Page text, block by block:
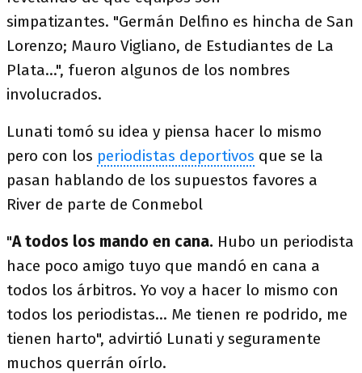
simpatizantes. "Germán Delfino es hincha de San
Lorenzo; Mauro Vigliano, de Estudiantes de La
Plata...", fueron algunos de los nombres
involucrados.
Lunati tomó su idea y piensa hacer lo mismo
pero con los periodistas deportivos que se la
pasan hablando de los supuestos favores a
River de parte de Conmebol
"A todos los mando en cana. Hubo un periodista
hace poco amigo tuyo que mandó en cana a
todos los árbitros. Yo voy a hacer lo mismo con
todos los periodistas... Me tienen re podrido, me
tienen harto", advirtió Lunati y seguramente
muchos querrán oírlo.